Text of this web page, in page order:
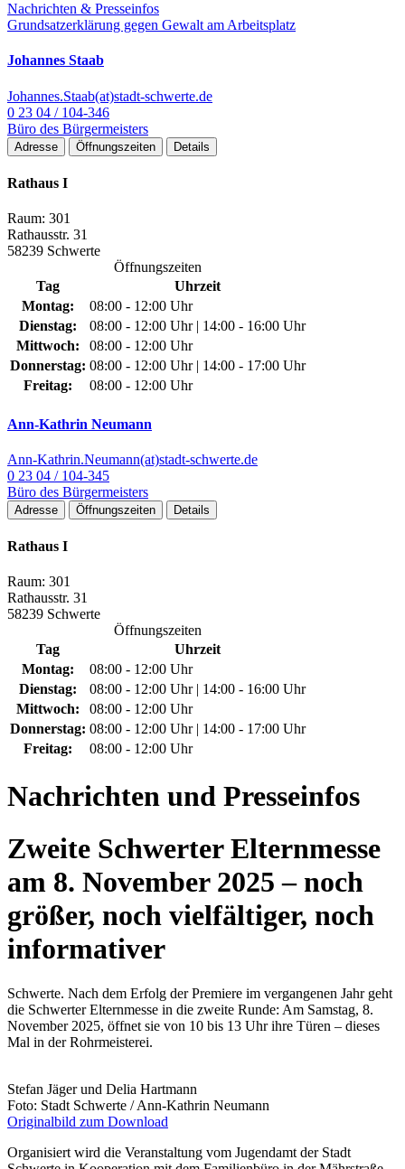
Nachrichten & Presseinfos
Grundsatzerklärung gegen Gewalt am Arbeitsplatz
Johannes Staab
Johannes.Staab(at)stadt-schwerte.de
0 23 04 / 104-346
Büro des Bürgermeisters
Adresse Öffnungszeiten Details
Rathaus I
Raum: 301
Rathausstr. 31
58239 Schwerte
Öffnungszeiten
Tag
Uhrzeit
Montag:
08:00 - 12:00 Uhr
Dienstag:
08:00 - 12:00 Uhr | 14:00 - 16:00 Uhr
Mittwoch:
08:00 - 12:00 Uhr
Donnerstag: 08:00 - 12:00 Uhr | 14:00 - 17:00 Uhr
Freitag:
08:00 - 12:00 Uhr
Ann-Kathrin Neumann
Ann-Kathrin.Neumann(at)stadt-schwerte.de
0 23 04 / 104-345
Büro des Bürgermeisters
Adresse Öffnungszeiten Details
Rathaus I
Raum: 301
Rathausstr. 31
58239 Schwerte
Öffnungszeiten
Tag
Uhrzeit
Montag:
08:00 - 12:00 Uhr
Dienstag:
08:00 - 12:00 Uhr | 14:00 - 16:00 Uhr
Mittwoch:
08:00 - 12:00 Uhr
Donnerstag: 08:00 - 12:00 Uhr | 14:00 - 17:00 Uhr
Freitag:
08:00 - 12:00 Uhr
Nachrichten und Presseinfos
Zweite Schwerter Elternmesse
am 8. November 2025 – noch
größer, noch vielfältiger, noch
informativer
Schwerte. Nach dem Erfolg der Premiere im vergangenen Jahr geht
die Schwerter Elternmesse in die zweite Runde: Am Samstag, 8.
November 2025, öffnet sie von 10 bis 13 Uhr ihre Türen – dieses
Mal in der Rohrmeisterei.
Stefan Jäger und Delia Hartmann
Foto: Stadt Schwerte / Ann-Kathrin Neumann
Originalbild zum Download
Organisiert wird die Veranstaltung vom Jugendamt der Stadt